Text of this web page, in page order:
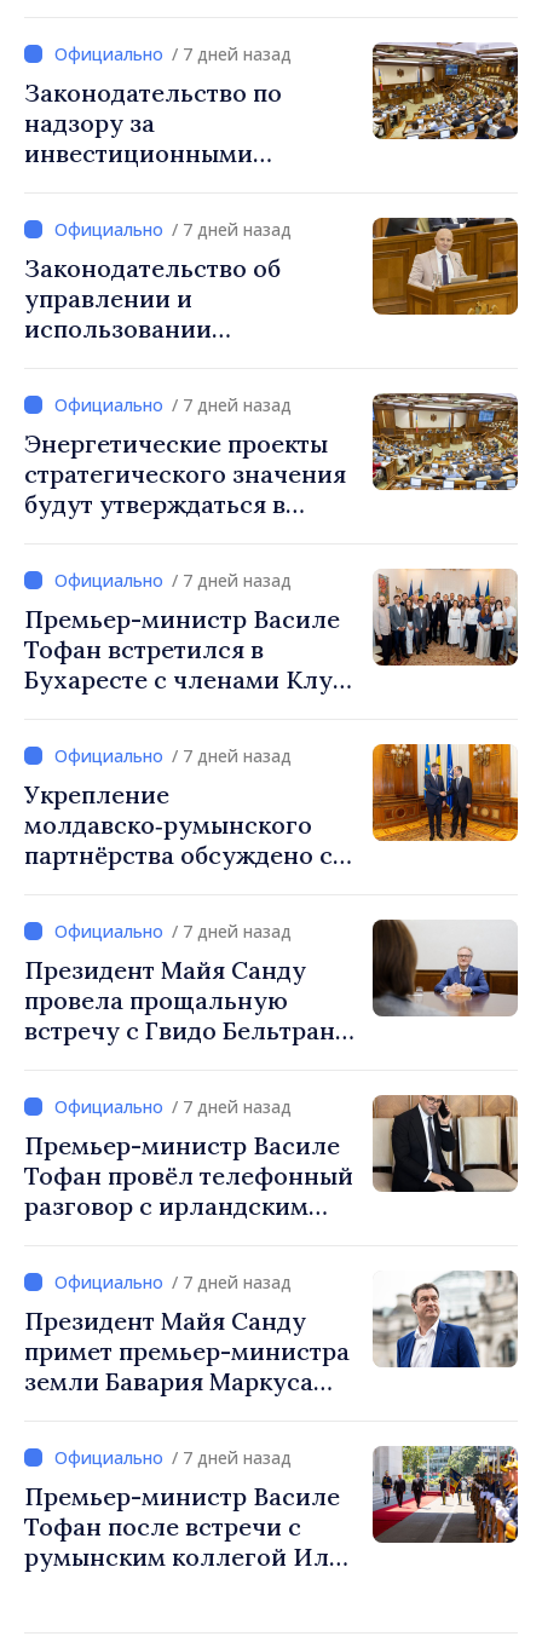
законом
/ 7 дней назад
Законодательство по
надзору за
инвестиционными
соответствие с нормами ЕС
/ 7 дней назад
Законодательство об
управлении и
использовании
приведено в соответствие
со стандартами ЕС
/ 7 дней назад
Энергетические проекты
стратегического значения
будут утверждаться в
/ 7 дней назад
Премьер-министр Василе
Тофан встретился в
Бухаресте с членами Клуба
предпринимателей
/ 7 дней назад
Укрепление
молдавско‑румынского
партнёрства обсуждено с
Румынии
/ 7 дней назад
Президент Майя Санду
провела прощальную
встречу с Гвидо Бельтрани,
сотрудничеству
Швейцарии в Республике
Молдова
/ 7 дней назад
Премьер-министр Василе
Тофан провёл телефонный
разговор с ирландским
Мартином
/ 7 дней назад
Президент Майя Санду
примет премьер-министра
земли Бавария Маркуса
/ 7 дней назад
Премьер-министр Василе
Тофан после встречи с
румынским коллегой Илие